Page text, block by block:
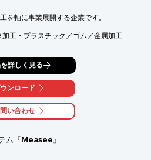
を軸に事業展開する企業です。
工・プラスチック／ゴム／金属加工
ハイレベルなソリューションをご提
「人」と「人」をつなぐ社会のパー
てともに走り続けます。
験機器・器具の設計製作及び製造販
詳しく見る
ンロード
い合わせ
ム『Measee』